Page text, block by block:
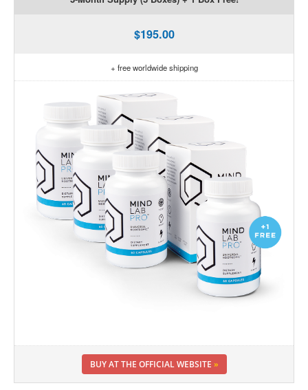
$195.00
+ free worldwide shipping
BUY AT THE OFFICIAL WEBSITE »